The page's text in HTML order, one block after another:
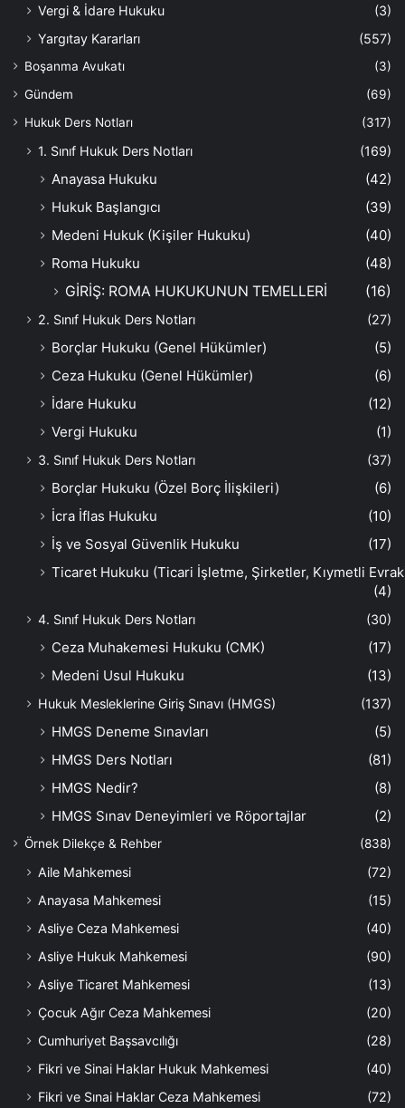
Vergi & İdare Hukuku
(3)
Yargıtay Kararları
(557)
Boşanma Avukatı
(3)
Gündem
(69)
Hukuk Ders Notları
(317)
1. Sınıf Hukuk Ders Notları (169)
Anayasa Hukuku
(42)
Hukuk Başlangıcı
(39)
Medeni Hukuk (Kişiler Hukuku)
(40)
Roma Hukuku
(48)
GİRİŞ: ROMA HUKUKUNUN TEMELLERİ
(16)
2. Sınıf Hukuk Ders Notları (27)
Borçlar Hukuku (Genel Hükümler)
(5)
Ceza Hukuku (Genel Hükümler)
(6)
İdare Hukuku
(12)
Vergi Hukuku
(1)
3. Sınıf Hukuk Ders Notları (37)
Borçlar Hukuku (Özel Borç İlişkileri)
(6)
İcra İflas Hukuku
(10)
İş ve Sosyal Güvenlik Hukuku
(17)
Ticaret Hukuku (Ticari İşletme, Şirketler, Kıymetli
(4)
4. Sınıf Hukuk Ders Notları (30)
Ceza Muhakemesi Hukuku (CMK)
(17)
Medeni Usul Hukuku
(13)
Hukuk Mesleklerine Giriş Sınavı (HMGS) (137)
HMGS Deneme Sınavları
(5)
HMGS Ders Notları
(81)
HMGS Nedir?
(8)
HMGS Sınav Deneyimleri ve Röportajlar
(2)
Örnek Dilekçe & Rehber (838)
Aile Mahkemesi
(72)
Anayasa Mahkemesi
(15)
Asliye Ceza Mahkemesi
(40)
Asliye Hukuk Mahkemesi
(90)
Asliye Ticaret Mahkemesi
(13)
Çocuk Ağır Ceza Mahkemesi
(20)
Cumhuriyet Başsavcılığı
(28)
Fikri ve Sinai Haklar Hukuk Mahkemesi
(40)
Fikri ve Sınai Haklar Ceza Mahkemesi
(72)